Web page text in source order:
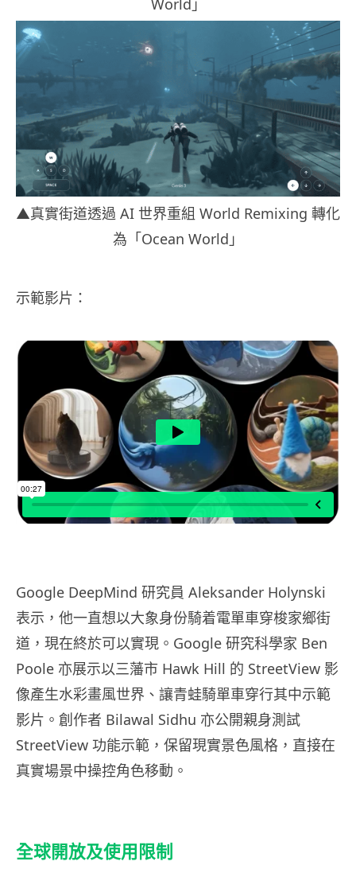
▲真實街道透過 AI 世界重組 World Remixing 轉化
為「Ocean World」
示範影片：
Google DeepMind 研究員 Aleksander Holynski
表示，他一直想以大象身份騎着電單車穿梭家鄉街
道，現在終於可以實現。Google 研究科學家 Ben
Poole 亦展示以三藩市 Hawk Hill 的 StreetView 影
像產生水彩畫風世界、讓青蛙騎單車穿行其中示範
影片。創作者 Bilawal Sidhu 亦公開親身測試
StreetView 功能示範，保留現實景色風格，直接在
真實場景中操控角色移動。
全球開放及使用限制